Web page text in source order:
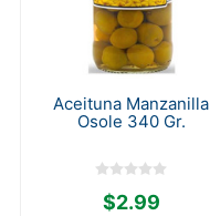
Aceituna Manzanilla
Osole 340 Gr.
$2.99